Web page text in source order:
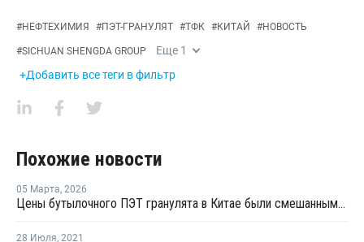
#НЕФТЕХИМИЯ #ПЭТ-ГРАНУЛЯТ #ТФК #КИТАЙ #НОВОСТЬ
#SICHUAN SHENGDA GROUP Еще 1
+Добавить все теги в фильтр
Похожие новости
05 Марта, 2026
Цены бутылочного ПЭТ гранулята в Китае были смешанными в феврале
28 Июля, 2021